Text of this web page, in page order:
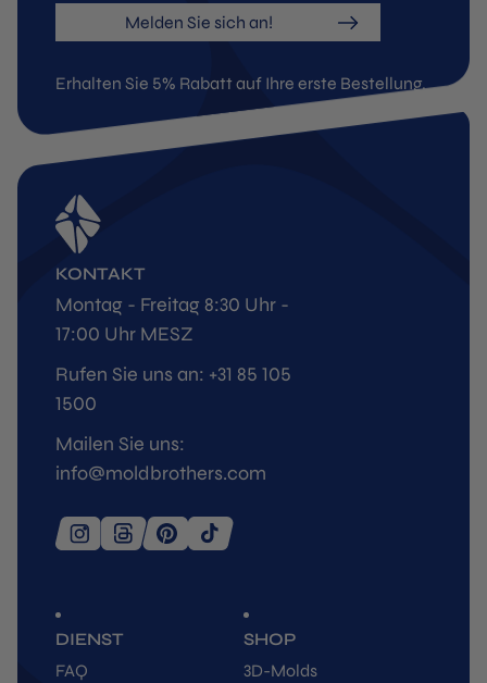
Melden Sie sich an!
Erhalten Sie 5% Rabatt auf Ihre erste Bestellung.
DIENST
FAQ
SHOP
3D-Molds
KONTAKT
Montag - Freitag 8:30 Uhr -
17:00 Uhr MESZ
Rufen Sie uns an: +31 85 105
1500
Mailen Sie uns:
info@moldbrothers.com